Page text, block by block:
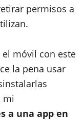
permisos a
móvil con este
la pena usar
mi
a una app en